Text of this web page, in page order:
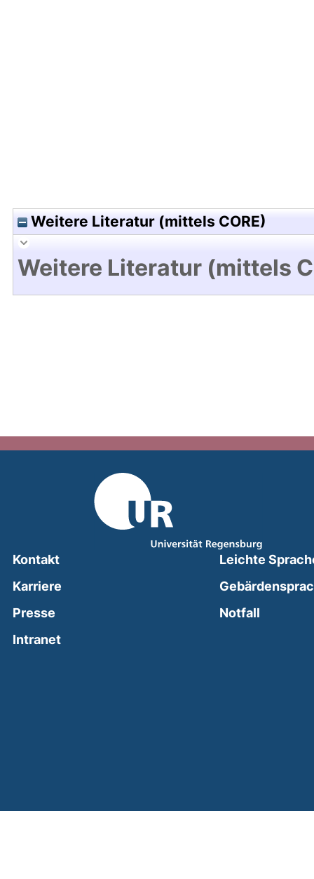
Weitere Literatur (mittels CORE)
Weitere Literatur (mittels
Kontakt
Karriere
Presse
Intranet(external link, opens in a new window)
Leichte
Notfall